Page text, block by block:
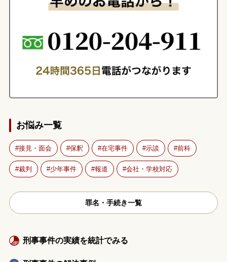
お悩み一覧
接見・面会 保釈 在宅事件 示談 前科
裁判 少年事件 報道 会社・学校対応
罪名・手続き一覧
刑事事件の実績を統計でみる